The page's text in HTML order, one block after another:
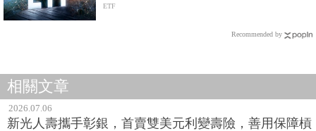
旋風險
ETF
Recommended by
相關文章
2026.07.06
新光人壽攜手彰銀，首賣雙美元利變壽險，善用保障槓